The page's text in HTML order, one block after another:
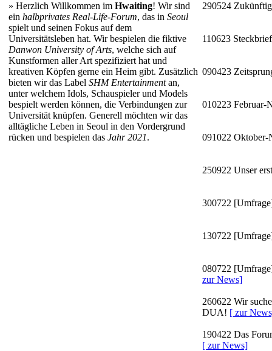
» Herzlich Willkommen im Hwaiting! Wir sind
ein halbprivates Real-Life-Forum, das in Seoul
spielt und seinen Fokus auf dem
Universitätsleben hat. Wir bespielen die fiktive
Danwon University of Arts, welche sich auf
Kunstformen aller Art spezifiziert hat und
kreativen Köpfen gerne ein Heim gibt. Zusätzlich
bieten wir das Label SHM Entertainmentan,
unter welchem Idols, Schauspieler und Models
bespielt werden können, die Verbindungen zur
Universität knüpfen. Generell möchten wir das
alltägliche Leben in Seoul in den Vordergrund
rücken und bespielen das Jahr 2021.
290524
110623
090423
010223 Februar-
091022
250922 Unser
300722
130722
080722
zur News]
260622 Wir
DUA! [ zur
190422 Das
[ zur News]